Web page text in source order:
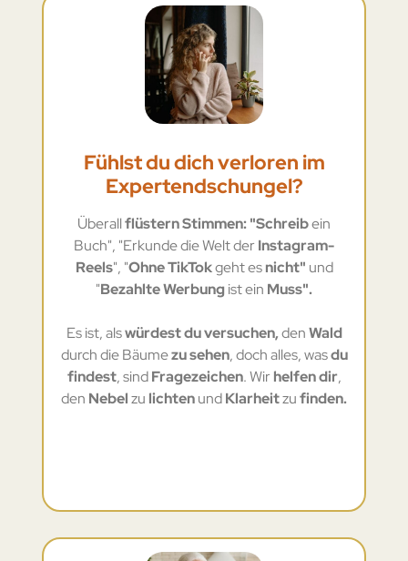
Fühlst du dich verloren im
Expertendschungel?
Überallflüstern Stimmen: "Schreibein
Buch", "Erkunde die Welt derInstagram-
Reels", "Ohne TikTokgeht esnicht" und
"Bezahlte Werbungist ein Muss".
Es ist, alswürdest du versuchen,denWald
durch die Bäumezu sehen, doch alles, wasdu
findest, sindFragezeichen. Wirhelfen dir,
den Nebelzu lichtenundKlarheitzufinden.